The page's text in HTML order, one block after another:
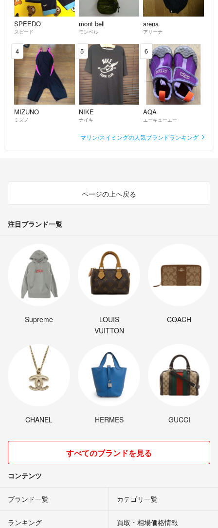
いきなり購入しては失礼かと思いお返事をお待ちしてた次第です。
値下げ云々は、お尋ねしたかったわけでは無いので善処頂ければ幸い
です。
yukko- 5年以上前
コメントありがとうございます。
値下げを何回もして、この値段になりましたので、これ以上のお値下
げは致しかねます。どうぞよろしくお願いします。
出品者 pascul - 5年以上前
初めまして。購入を希望してる者です。
こんばんは。
購入希望ですが、お値下げいただくことは可能でしょうか。
pascul
初めましてコメント失礼致します。
こちら大きいサイズの在庫はないのでしょうか？
SPEEDO
スピード
mont bell
モンベル
arena
アリーナ
4
MIZUNO
ミズノ
5
NIKE
ナイキ
6
AQA
エーキューエー
マリン/スイミングの人気ブランドランキング
ページの上へ戻る
注目ブランド一覧
Supreme
LOUIS
VUITTON
COACH
CHANEL HERMES GUCCI
すべてのブランドを見る
コンテンツ
ブランド一覧 カテゴリ一覧
ランキング 買取・相場価格情報